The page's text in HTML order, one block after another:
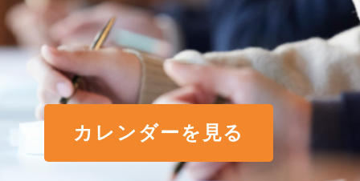
カレンダーを見る